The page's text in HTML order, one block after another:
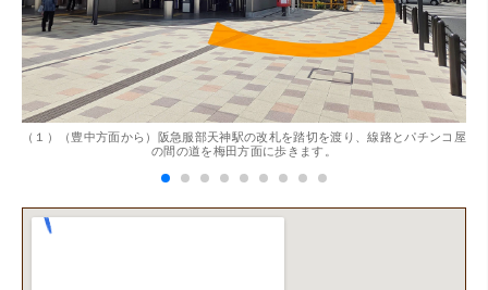
（兵庫県神戸市）別のお店でメール査定した際の1.5倍の金
額を提示いただけたので即決しました。楽器も安心してお
任せできそうです!
（１）（豊中方面から）阪急服部天神駅の改札を踏切を渡り、線路とパチンコ屋
の間の道を梅田方面に歩きます。